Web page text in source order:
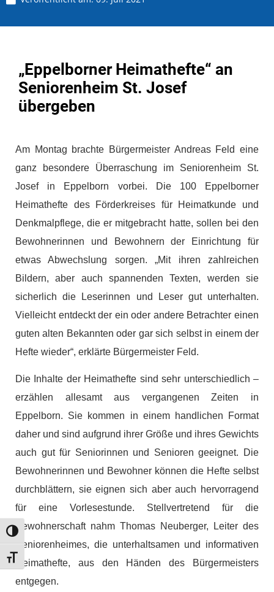
Umschalten auf hohe Kontraste
Schrift vergrößern
„Eppelborner Heimathefte“ an
Seniorenheim St. Josef
übergeben
Am Montag brachte Bürgermeister Andreas Feld eine
ganz besondere Überraschung im Seniorenheim St.
Josef in Eppelborn vorbei. Die 100 Eppelborner
Heimathefte des Förderkreises für Heimatkunde und
Denkmalpflege, die er mitgebracht hatte, sollen bei den
Bewohnerinnen und Bewohnern der Einrichtung für
etwas Abwechslung sorgen. „Mit ihren zahlreichen
Bildern, aber auch spannenden Texten, werden sie
sicherlich die Leserinnen und Leser gut unterhalten.
Vielleicht entdeckt der ein oder andere Betrachter einen
guten alten Bekannten oder gar sich selbst in einem der
Hefte wieder“, erklärte Bürgermeister Feld.
Die Inhalte der Heimathefte sind sehr unterschiedlich –
erzählen allesamt aus vergangenen Zeiten in
Eppelborn. Sie kommen in einem handlichen Format
daher und sind aufgrund ihrer Größe und ihres Gewichts
auch gut für Seniorinnen und Senioren geeignet. Die
Bewohnerinnen und Bewohner können die Hefte selbst
durchblättern, sie eignen sich aber auch hervorragend
für eine Vorlesestunde. Stellvertretend für die
Bewohnerschaft nahm Thomas Neuberger, Leiter des
Seniorenheimes, die unterhaltsamen und informativen
Heimathefte, aus den Händen des Bürgermeisters
entgegen.